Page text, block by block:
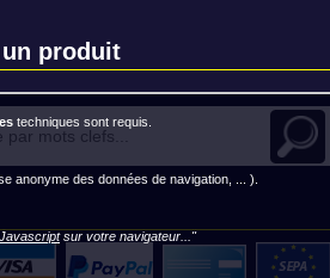
produit
techniques sont requis.
anonyme des données de navigation, ... ).
sur votre navigateur..."